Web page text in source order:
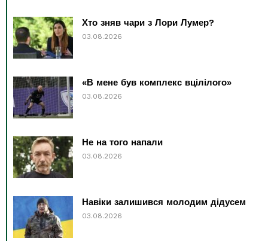
Хто зняв чари з Лори Лумер?
03.08.2026
«В мене був комплекс вцілілого»
03.08.2026
Не на того напали
03.08.2026
Навіки залишився молодим дідусем
03.08.2026